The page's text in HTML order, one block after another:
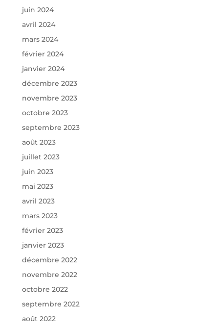
juin 2024
avril 2024
mars 2024
février 2024
janvier 2024
décembre 2023
novembre 2023
octobre 2023
septembre 2023
août 2023
juillet 2023
juin 2023
mai 2023
avril 2023
mars 2023
février 2023
janvier 2023
décembre 2022
novembre 2022
octobre 2022
septembre 2022
août 2022